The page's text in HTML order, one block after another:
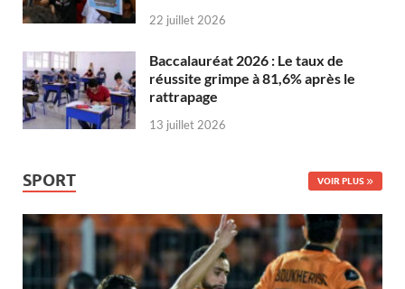
22 juillet 2026
Baccalauréat 2026 : Le taux de
réussite grimpe à 81,6% après le
rattrapage
13 juillet 2026
SPORT VOIR PLUS